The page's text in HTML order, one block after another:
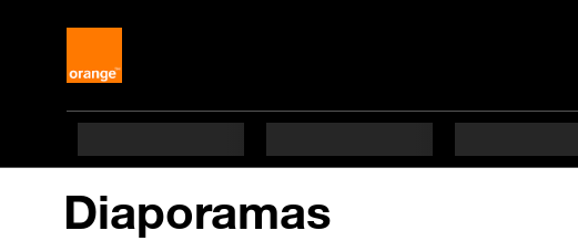
Diaporamas